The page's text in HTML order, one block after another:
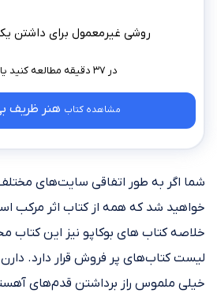
روشی غیرمعمول برای داشتن
در ۳۷ دقیقه مطالعه کنید
مشاهده کتاب هنر ظریف
شما اگر به طور اتفاقی سایت‌های مختلف
خواهید شد که همه از کتاب اثر مرکب
خلاصه کتاب های بوکاپو نیز این کتاب
لیست کتاب‌های پر فروش قرار دارد.
خیلی ملموس راز برداشتن قدم‌های